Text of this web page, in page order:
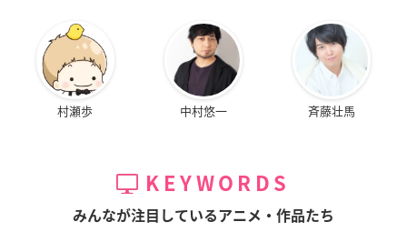
村瀬歩 中村悠一 斉藤壮馬
KEYWORDS
みんなが注目しているアニメ・作品たち